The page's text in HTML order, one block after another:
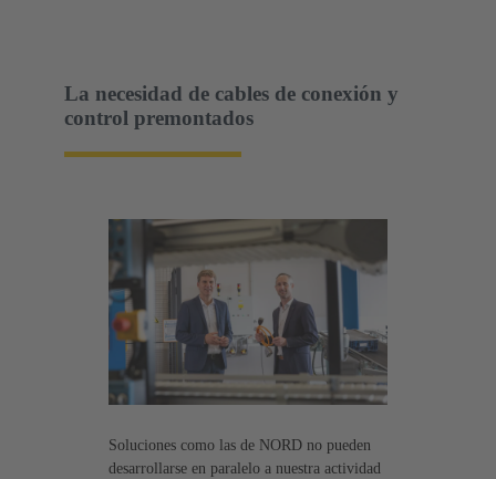
La necesidad de cables de conexión y
control premontados
Soluciones como las de NORD no pueden
desarrollarse en paralelo a nuestra actividad